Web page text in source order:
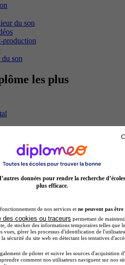
du son
production
son
les plus
données pour rendre la recherche
plus efficace.
de nos services et ne peuvent pas être
des cookies ou traceurs permettant de
de stocker des informations temporaires telles que
vues, gérer les processus d'identification de
sécurité du site web en détectant les tentatives
de piloter et suivre les sources d'acquisition
comment nos utilisateurs naviguent sur nos